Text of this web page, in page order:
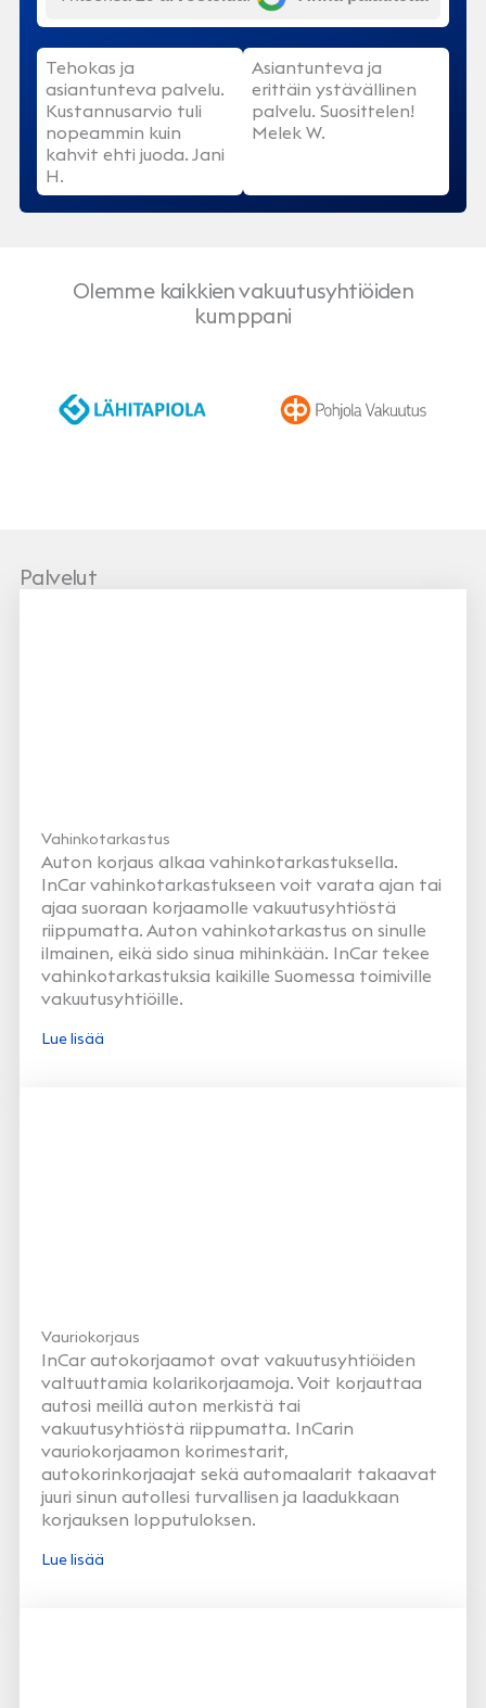
Tehokas ja
asiantunteva palvelu.
Kustannusarvio tuli
nopeammin kuin
kahvit ehti juoda. Jani
H.
Asiantunteva ja
erittäin ystävällinen
palvelu. Suosittelen!
Melek W.
Olemme kaikkien vakuutusyhtiöiden
kumppani
LähiTapiola Pohjola
Palvelut
Vahinkotarkastus
Auton korjaus alkaa vahinkotarkastuksella.
InCar vahinkotarkastukseen voit varata ajan tai
ajaa suoraan korjaamolle vakuutusyhtiöstä
riippumatta. Auton vahinkotarkastus on sinulle
ilmainen, eikä sido sinua mihinkään. InCar tekee
vahinkotarkastuksia kaikille Suomessa toimiville
vakuutusyhtiöille.
Lue lisää
Vauriokorjaus
InCar autokorjaamot ovat vakuutusyhtiöiden
valtuuttamia kolarikorjaamoja. Voit korjauttaa
autosi meillä auton merkistä tai
vakuutusyhtiöstä riippumatta. InCarin
vauriokorjaamon korimestarit,
autokorinkorjaajat sekä automaalarit takaavat
juuri sinun autollesi turvallisen ja laadukkaan
korjauksen lopputuloksen.
Lue lisää